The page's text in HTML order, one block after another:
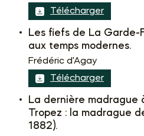
Télécharger
Les fiefs de La Garde-
aux temps modernes.
Frédéric d'Agay
Télécharger
La dernière madrague
Tropez : la madrague
1882).